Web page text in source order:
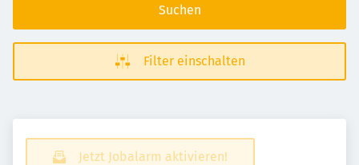
Suchen
Filter einschalten
Jetzt Jobalarm aktivieren!